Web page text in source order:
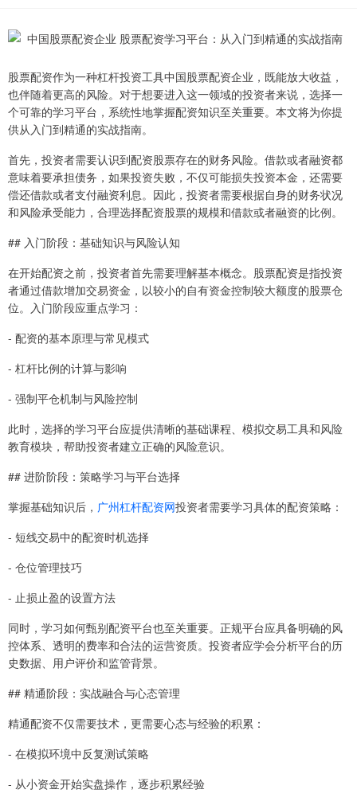
股票配资作为一种杠杆投资工具中国股票配资企业，既能放大收益，
也伴随着更高的风险。对于想要进入这一领域的投资者来说，选择一
个可靠的学习平台，系统性地掌握配资知识至关重要。本文将为你提
供从入门到精通的实战指南。
首先，投资者需要认识到配资股票存在的财务风险。借款或者融资都
意味着要承担债务，如果投资失败，不仅可能损失投资本金，还需要
偿还借款或者支付融资利息。因此，投资者需要根据自身的财务状况
和风险承受能力，合理选择配资股票的规模和借款或者融资的比例。
## 入门阶段：基础知识与风险认知
在开始配资之前，投资者首先需要理解基本概念。股票配资是指投资
者通过借款增加交易资金，以较小的自有资金控制较大额度的股票仓
位。入门阶段应重点学习：
- 配资的基本原理与常见模式
- 杠杆比例的计算与影响
- 强制平仓机制与风险控制
此时，选择的学习平台应提供清晰的基础课程、模拟交易工具和风险
教育模块，帮助投资者建立正确的风险意识。
## 进阶阶段：策略学习与平台选择
掌握基础知识后， 广州杠杆配资网投资者需要学习具体的配资策略：
- 短线交易中的配资时机选择
- 仓位管理技巧
- 止损止盈的设置方法
同时，学习如何甄别配资平台也至关重要。正规平台应具备明确的风
控体系、透明的费率和合法的运营资质。投资者应学会分析平台的历
史数据、用户评价和监管背景。
## 精通阶段：实战融合与心态管理
精通配资不仅需要技术，更需要心态与经验的积累：
- 在模拟环境中反复测试策略
- 从小资金开始实盘操作，逐步积累经验